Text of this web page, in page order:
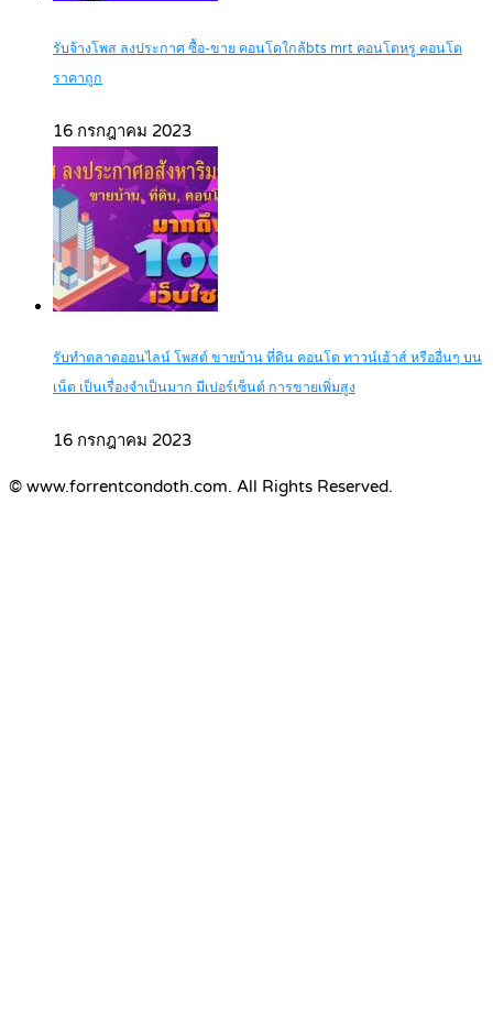
รับจ้างโพส ลงประกาศ ซื้อ-ขาย คอนโดใกล้bts mrt คอนโดหรู คอนโด
ราคาถูก
16 กรกฎาคม 2023
รับทำตลาดออนไลน์ โพสต์ ขายบ้าน ที่ดิน คอนโด ทาวน์เฮ้าส์ หรืออื่นๆ บน
เน็ต เป็นเรื่องจำเป็นมาก มีเปอร์เซ็นต์ การขายเพิ่มสูง
16 กรกฎาคม 2023
© www.forrentcondoth.com. All Rights Reserved.